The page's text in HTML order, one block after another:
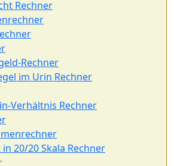
Rechner
Rechner
im Urin Rechner
Verhältnis Rechner
20/20 Skala Rechner